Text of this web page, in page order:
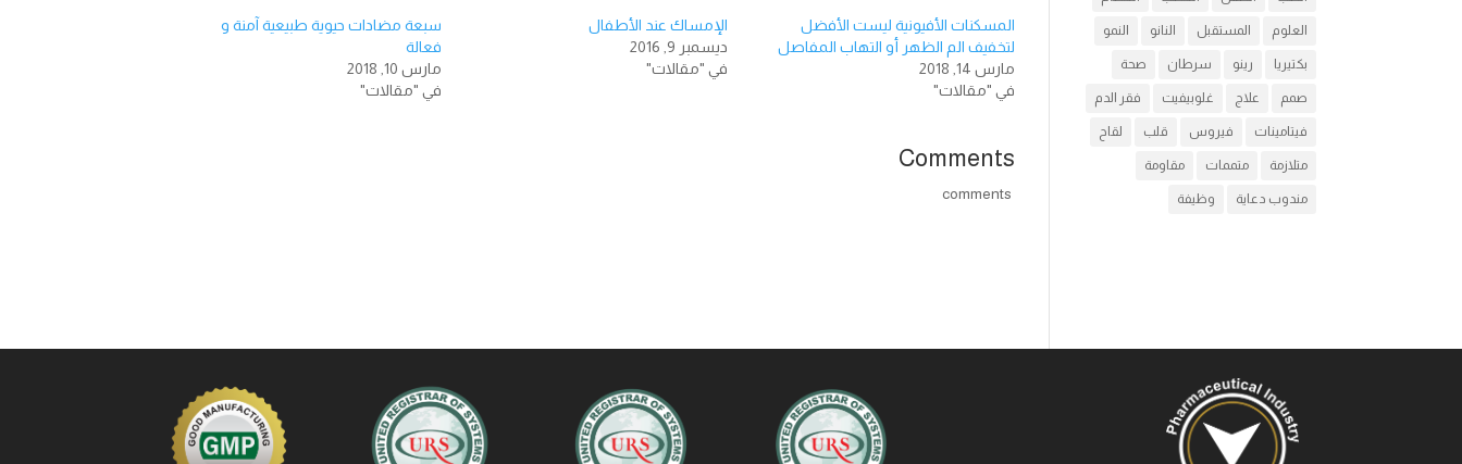
المسكنات الأفيونية ليست الأفضل
لتخفيف الم الظهر أو التهاب المفاصل
مارس 14, 2018
في "مقالات"
الإمساك عند الأطفال
ديسمبر 9, 2016
في "مقالات"
سبعة مضادات حيوية طبيعية آمنة و
فعالة
مارس 10, 2018
في "مقالات"
Comments
العلوم المستقبل النانو النمو
بكتيريا رينو سرطان صحة
صمم علاج غلوبيفيت فقر الدم
فيتامينات فيروس قلب لقاح
متلازمة متممات مقاومة
مندوب دعاية وظيفة